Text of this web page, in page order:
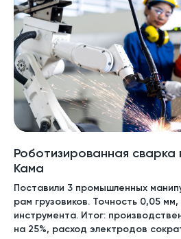
Роботизированная
Кама
Поставили 3 промышленных
рам грузовиков. Точность 0,05
инструмента. Итог:
на 25%, расход электродов